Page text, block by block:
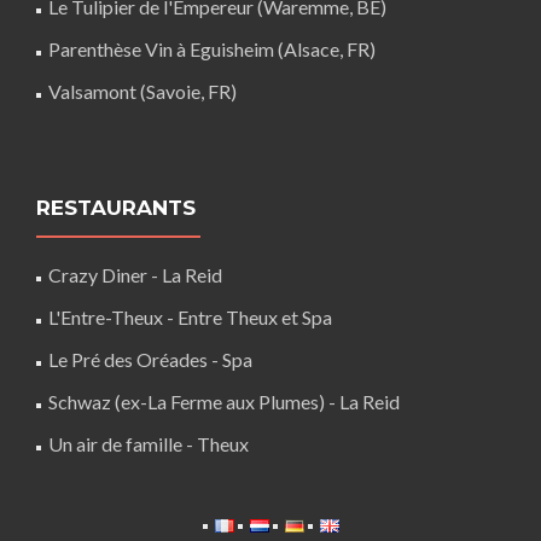
Le Tulipier de l'Empereur (Waremme, BE)
Parenthèse Vin à Eguisheim (Alsace, FR)
Valsamont (Savoie, FR)
RESTAURANTS
Crazy Diner - La Reid
L'Entre-Theux - Entre Theux et Spa
Le Pré des Oréades - Spa
Schwaz (ex-La Ferme aux Plumes) - La Reid
Un air de famille - Theux